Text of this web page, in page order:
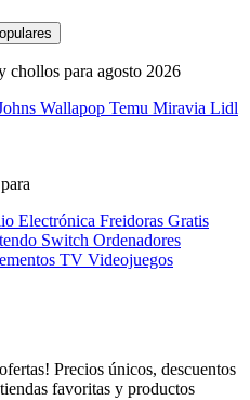
chollos para agosto 2026
Wallapop Temu Miravia Lidl
Electrónica Freidoras Gratis
Switch Ordenadores
TV Videojuegos
Precios únicos, descuentos
favoritas y productos